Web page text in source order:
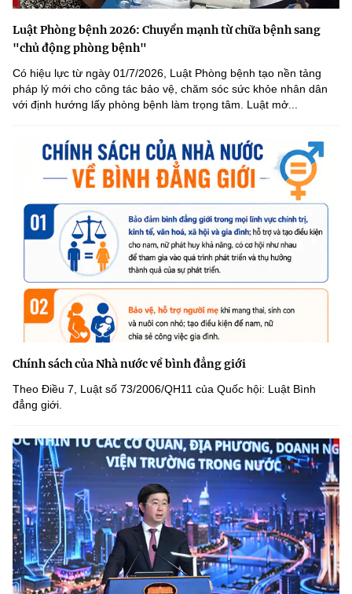
Luật Phòng bệnh 2026: Chuyển mạnh từ chữa bệnh sang
"chủ động phòng bệnh"
Có hiệu lực từ ngày 01/7/2026, Luật Phòng bệnh tạo nền tảng
pháp lý mới cho công tác bảo vệ, chăm sóc sức khỏe nhân dân
với định hướng lấy phòng bệnh làm trọng tâm. Luật mở...
Chính sách của Nhà nước về bình đẳng giới
Theo Điều 7, Luật số 73/2006/QH11 của Quốc hội: Luật Bình
đẳng giới.